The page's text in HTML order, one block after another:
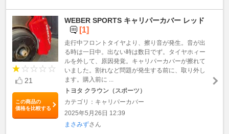
21
この商品の
価格を比較する
WEBER SPORTS キャリパーカバー レッド
[1]
走行中フロントタイヤより、擦り音が発生。音が出
る時は一日中。出ない時は数日でず。タイヤホィー
ルを外して、原因発覚。キャリパーカバーが擦れて
いました。割れなど問題が発生する前に、取り外し
ます。購入前に ...
トヨタ クラウン（スポーツ）
カテゴリ：キャリパーカバー
2025年5月26日 12:39
まさみずさん